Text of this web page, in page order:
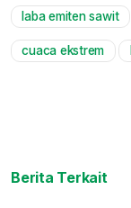
laba emiten sawit
cuaca ekstrem
Berita Terkait